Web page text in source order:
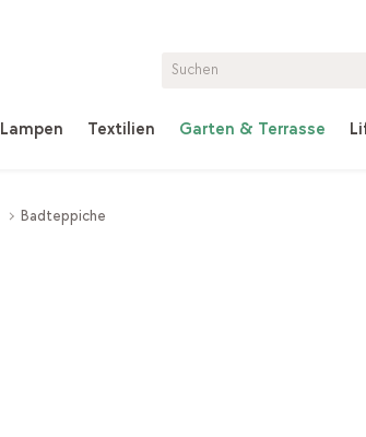
Lampen Textilien Garten & Terrasse
Badteppiche